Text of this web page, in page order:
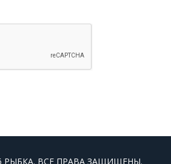
РЫБКА. ВСЕ ПРАВА ЗАЩИЩЕНЫ.